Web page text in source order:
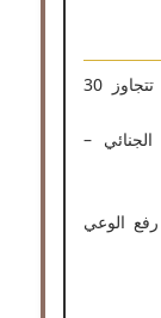
محامٍ بالنقض، يتمتع بخبرة قانونية واسعة تتجاوز 30
–
الوعي